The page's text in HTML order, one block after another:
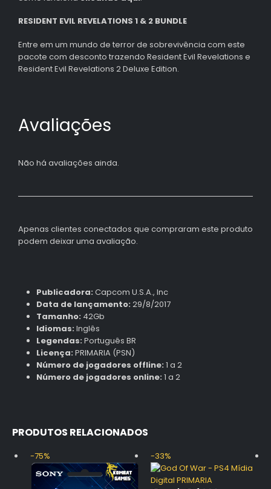
RESIDENT EVIL REVELATIONS 1 & 2 BUNDLE
Entre em um mundo de terror de sobrevivência com este
pacote com desconto trazendo Resident Evil Revelations e
Resident Evil Revelations 2 Deluxe Edition.
Avaliações
Não há avaliações ainda.
Apenas clientes conectados que compraram este produto
podem deixar uma avaliação.
Publicadora: Capcom U.S.A., Inc
Data de lançamento: 29/8/2017
Tamanho: 42Gb
Idiomas: Inglês
Legendas: Português BR
Licença: PRIMARIA (PSN)
Número de jogadores offline: 1 a 2
Número de jogadores online: 1 a 2
PRODUTOS RELACIONADOS
-75% -33%